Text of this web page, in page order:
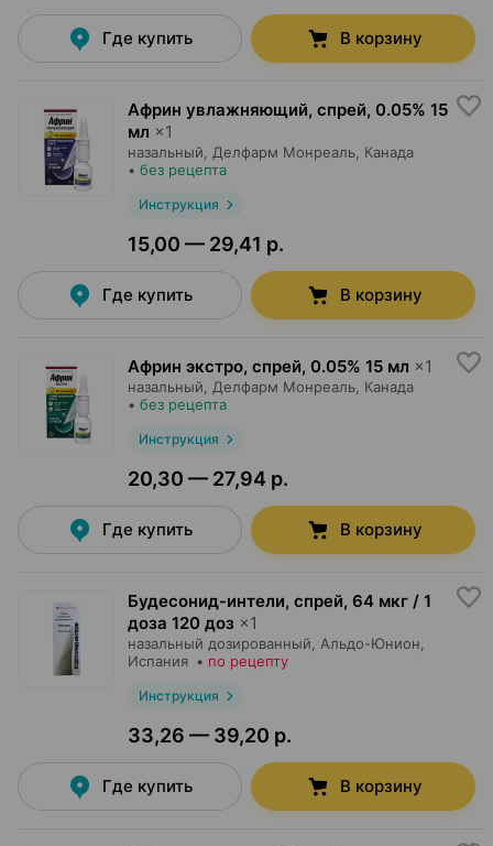
Где купить В корзину
Африн увлажняющий, спрей, 0.05% 15
мл ×1
назальный, Делфарм Монреаль , Канада
• без рецепта
Инструкция
15,00 — 29,41 р.
Где купить В корзину
Африн экстро, спрей, 0.05% 15 мл ×1
назальный, Делфарм Монреаль , Канада
• без рецепта
Инструкция
20,30 — 27,94 р.
Где купить В корзину
Будесонид-интели, спрей, 64 мкг / 1
доза 120 доз ×1
назальный дозированный, Альдо-Юнион
Испания • по рецепту
Инструкция
33,26 — 39,20 р.
Где купить В корзину